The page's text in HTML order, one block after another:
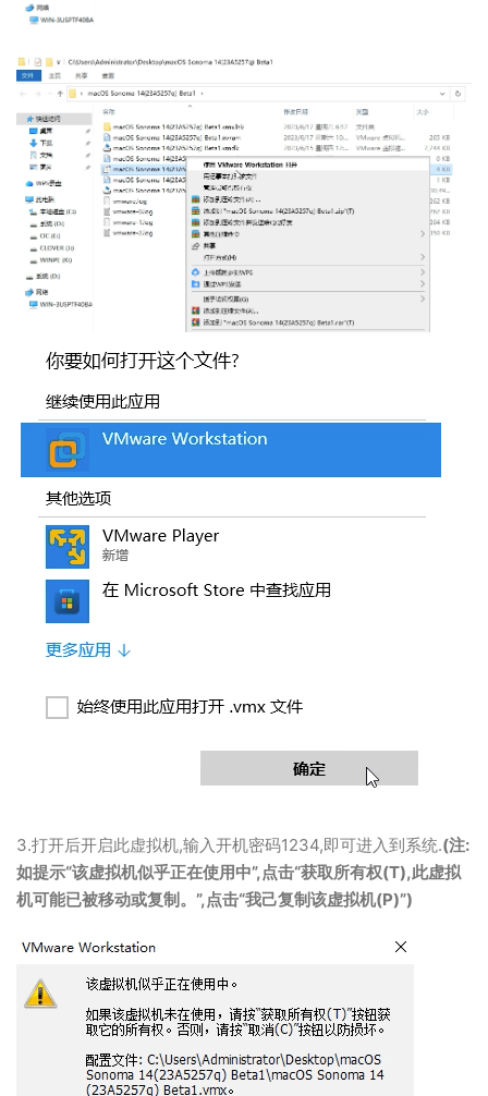
3.打开后开启此虚拟机,输入开机密码1234,即可进入到系统.(注:
如提示“该虚拟机似乎正在使用中”,点击“获取所有权(T),此虚拟
机可能已被移动或复制。”,点击“我己复制该虚拟机(P)”)